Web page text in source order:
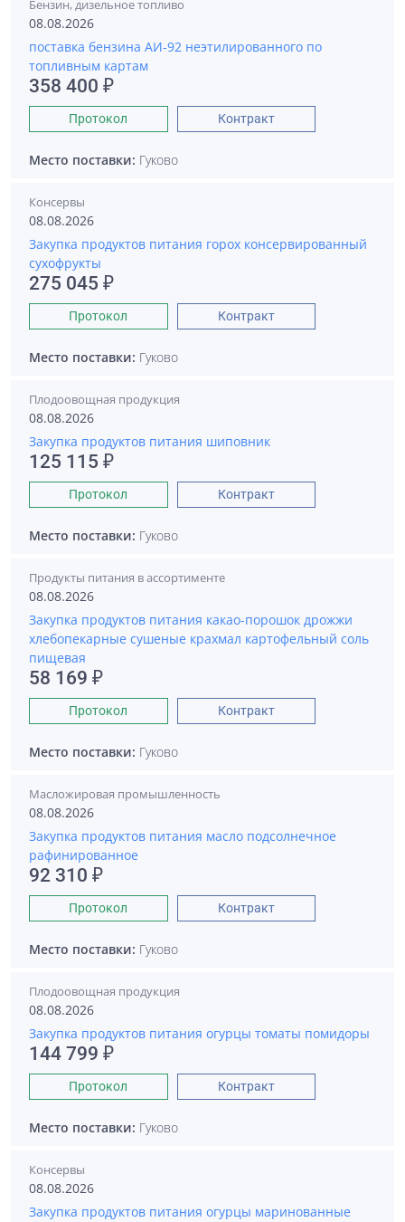
Бензин, дизельное топливо
08.08.2026
поставка бензина АИ-92 неэтилированного по
топливным картам
358 400 ₽
Протокол Контракт
Место поставки: Гуково
Консервы
08.08.2026
Закупка продуктов питания горох консервированный
сухофрукты
275 045 ₽
Протокол Контракт
Место поставки: Гуково
Плодоовощная продукция
08.08.2026
Закупка продуктов питания шиповник
125 115 ₽
Протокол Контракт
Место поставки: Гуково
Продукты питания в ассортименте
08.08.2026
Закупка продуктов питания какао-порошок дрожжи
хлебопекарные сушеные крахмал картофельный соль
пищевая
58 169 ₽
Протокол Контракт
Место поставки: Гуково
Масложировая промышленность
08.08.2026
Закупка продуктов питания масло подсолнечное
рафинированное
92 310 ₽
Протокол Контракт
Место поставки: Гуково
Плодоовощная продукция
08.08.2026
Закупка продуктов питания огурцы томаты помидоры
144 799 ₽
Протокол Контракт
Место поставки: Гуково
Консервы
08.08.2026
Закупка продуктов питания огурцы маринованные